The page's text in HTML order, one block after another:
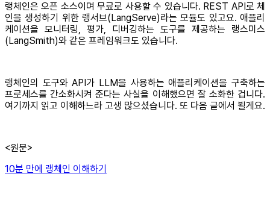
랭체인은 오픈 소스이며 무료로 사용할 수 있습니다. REST API로 체
인을 생성하기 위한 랭서브(LangServe)라는 모듈도 있고요. 애플리
케이션을 모니터링, 평가, 디버깅하는 도구를 제공하는 랭스미스
(LangSmith)와 같은 프레임워크도 있습니다.
랭체인의 도구와 API가 LLM을 사용하는 애플리케이션을 구축하는
프로세스를 간소화시켜 준다는 사실을 이해했으면 잘 소화한 겁니다.
여기까지 읽고 이해하느라 고생 많으셨습니다. 또 다음 글에서 뵐게요.
<원문>
10분 만에 랭체인 이해하기